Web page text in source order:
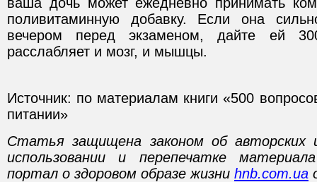
поливитаминную добавку. Если она
вечером перед экзаменом, дайте ей
расслабляет и мозг, и мышцы.
Источник: по материалам книги «500
питании»
Статья защищена законом об авторских
использовании и перепечатке
портал о здоровом образе жизни hnb.com.ua